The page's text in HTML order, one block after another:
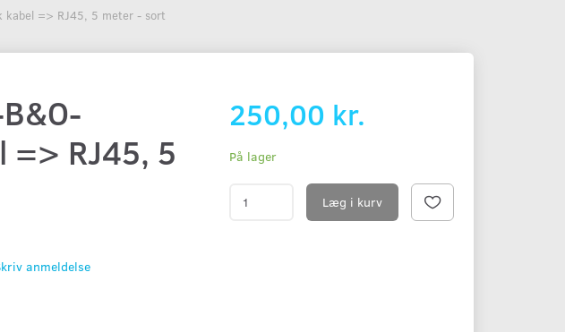
kabel => RJ45, 5 meter - sort
=> RJ45, 5
anmeldelse
250,00 kr.
På lager
Læg i kurv